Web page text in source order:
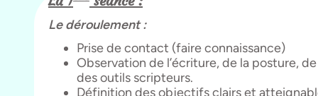
Le déroulement :
Prise de contact (faire connaissance)
Observation de l’écriture, de la posture,
des outils scripteurs.
Définition des objectifs clairs et